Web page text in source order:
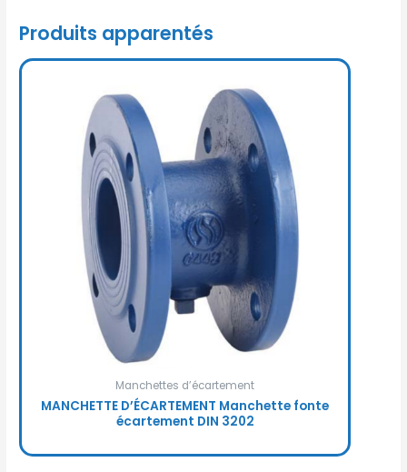
Produits apparentés
Manchettes d’écartement
MANCHETTE D’ÉCARTEMENT Manchette fonte
écartement DIN 3202